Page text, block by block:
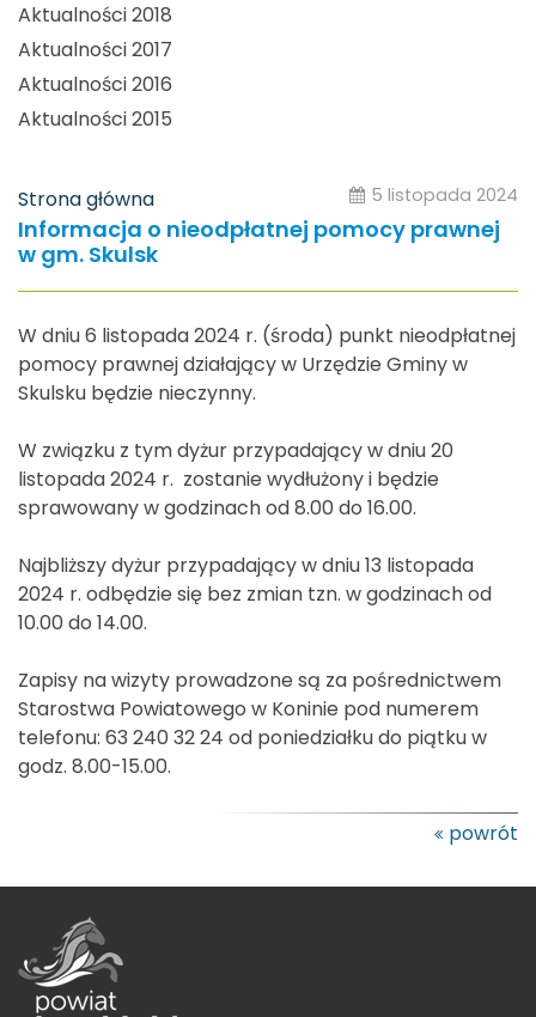
Aktualności 2018
Aktualności 2017
Aktualności 2016
Aktualności 2015
Strona główna 5 listopada 2024
Informacja o nieodpłatnej pomocy prawnej
w gm. Skulsk
W dniu 6 listopada 2024 r. (środa) punkt nieodpłatnej
pomocy prawnej działający w Urzędzie Gminy w
Skulsku będzie nieczynny.
W związku z tym dyżur przypadający w dniu 20
listopada 2024 r. zostanie wydłużony i będzie
sprawowany w godzinach od 8.00 do 16.00.
Najbliższy dyżur przypadający w dniu 13 listopada
2024 r. odbędzie się bez zmian tzn. w godzinach od
10.00 do 14.00.
Zapisy na wizyty prowadzone są za pośrednictwem
Starostwa Powiatowego w Koninie pod numerem
telefonu: 63 240 32 24 od poniedziałku do piątku w
godz. 8.00-15.00.
powrót